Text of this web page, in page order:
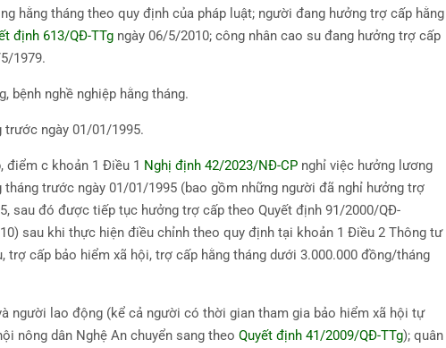
hằng tháng theo quy định của pháp luật; người đang hưởng trợ cấp hằng
định 613/QĐ-TTg ngày 06/5/2010; công nhân cao su đang hưởng trợ cấp
1979.
bệnh nghề nghiệp hằng tháng.
ngày 01/01/1995.
điểm c khoản 1 Điều 1 Nghị định 42/2023/NĐ-CP nghỉ việc hưởng lương
trước ngày 01/01/1995 (bao gồm những người đã nghỉ hưởng trợ
sau đó được tiếp tục hưởng trợ cấp theo Quyết định 91/2000/QĐ-
sau khi thực hiện điều chỉnh theo quy định tại khoản 1 Điều 2 Thông tư
trợ cấp bảo hiểm xã hội, trợ cấp hằng tháng dưới 3.000.000 đồng/tháng
người lao động (kể cả người có thời gian tham gia bảo hiểm xã hội tự
nông dân Nghệ An chuyển sang theo Quyết định 41/2009/QĐ-TTg); quân